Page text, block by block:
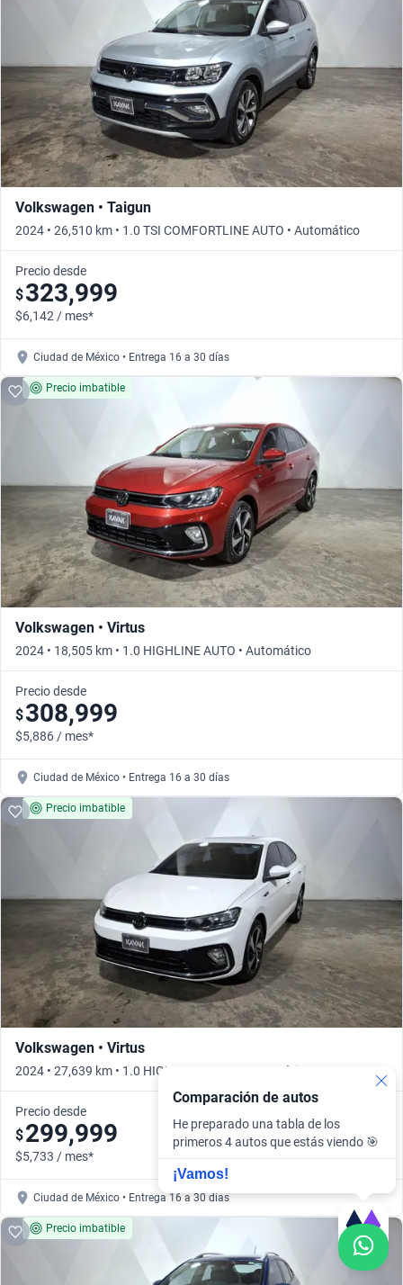
Volkswagen • Taigun
2024 • 26,510 km • 1.0 TSI COMFORTLINE AUTO • Automático
Precio desde
$323,999
$6,142 / mes*
Ciudad de México • Entrega 16 a 30 días
Precio imbatible
Volkswagen • Virtus
2024 • 18,505 km • 1.0 HIGHLINE AUTO • Automático
Precio desde
$308,999
$5,886 / mes*
Ciudad de México • Entrega 16 a 30 días
Precio imbatible
Volkswagen • Virtus
2024 • 27,639 km • 1.0 HIGHLINE AUTO • Automático
Precio desde
$299,999
$5,733 / mes*
Ciudad de México • Entrega 16 a 30 días
Precio imbatible
Comparación de autos
He preparado una tabla de los
primeros 4 autos que estás viendo 🎯
¡Vamos!